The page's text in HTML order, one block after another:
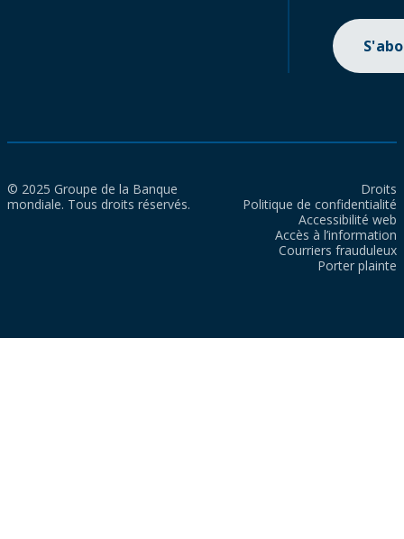
© 2025 Groupe de la Banque
mondiale. Tous droits réservés.
Droits
Politique de confidentialité
Accessibilité web
Accès à l’information
Courriers frauduleux
Porter plainte